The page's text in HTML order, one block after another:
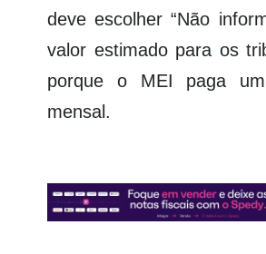
deve escolher “Não
valor estimado para os
porque o MEI paga
mensal.